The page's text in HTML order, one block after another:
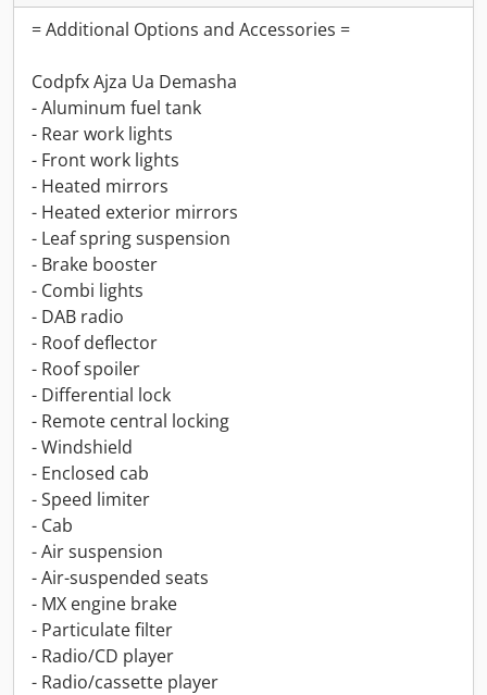
= Additional Options and Accessories =
Codpfx Ajza Ua Demasha
- Aluminum fuel tank
- Rear work lights
- Front work lights
- Heated mirrors
- Heated exterior mirrors
- Leaf spring suspension
- Brake booster
- Combi lights
- DAB radio
- Roof deflector
- Roof spoiler
- Differential lock
- Remote central locking
- Windshield
- Enclosed cab
- Speed limiter
- Cab
- Air suspension
- Air-suspended seats
- MX engine brake
- Particulate filter
- Radio/CD player
- Radio/cassette player